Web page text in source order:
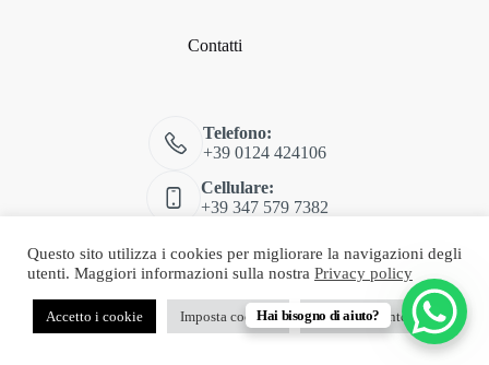
Contatti
Telefono:
+39 0124 424106
Cellulare:
+39 347 579 7382
shop@classitalia.it
Dylog
Italia S.p.A.
Questo sito utilizza i cookies per migliorare la navigazioni degli
utenti. Maggiori informazioni sulla nostra Privacy policy
Accetto i cookie Imposta cookies Non acconsento
Hai bisogno di aiuto?